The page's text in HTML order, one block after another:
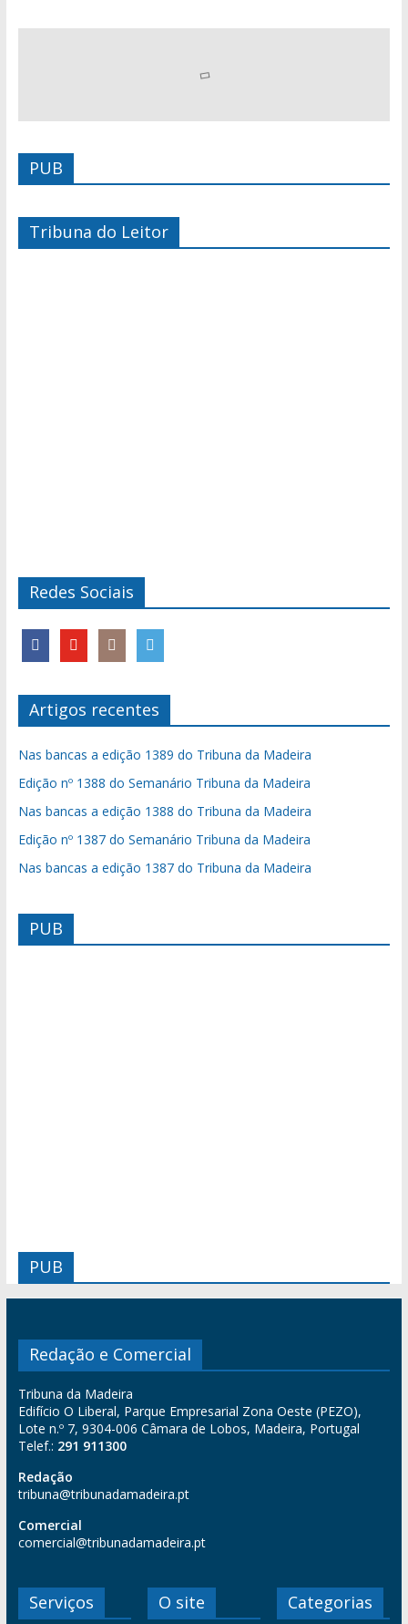
PUB
Tribuna do Leitor
Redes Sociais
Artigos recentes
Nas bancas a edição 1389 do Tribuna da Madeira
Edição nº 1388 do Semanário Tribuna da Madeira
Nas bancas a edição 1388 do Tribuna da Madeira
Edição nº 1387 do Semanário Tribuna da Madeira
Nas bancas a edição 1387 do Tribuna da Madeira
PUB
PUB
Redação e Comercial
Tribuna da Madeira
Edifício O Liberal, Parque Empresarial Zona Oeste (PEZO),
Lote n.º 7, 9304-006 Câmara de Lobos, Madeira, Portugal
Telef.: 291 911300
Redação
tribuna@tribunadamadeira.pt
Comercial
comercial@tribunadamadeira.pt
Serviços O site Categorias